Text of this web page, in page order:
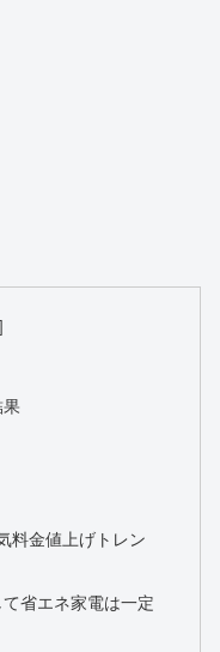
料金値上げトレン
省エネ家電は一定